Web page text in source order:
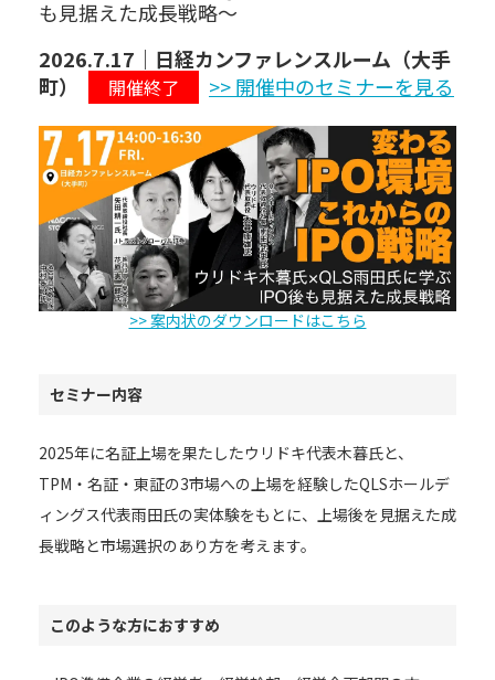
も見据えた成長戦略～
2026.7.17｜日経カンファレンスルーム（大手
町）
開催終了 >> 開催中のセミナーを見る
>> 案内状のダウンロードはこちら
セミナー内容
2025年に名証上場を果たしたウリドキ代表木暮氏と、
TPM・名証・東証の3市場への上場を経験したQLSホールデ
ィングス代表雨田氏の実体験をもとに、上場後を見据えた成
長戦略と市場選択のあり方を考えます。
このような方におすすめ